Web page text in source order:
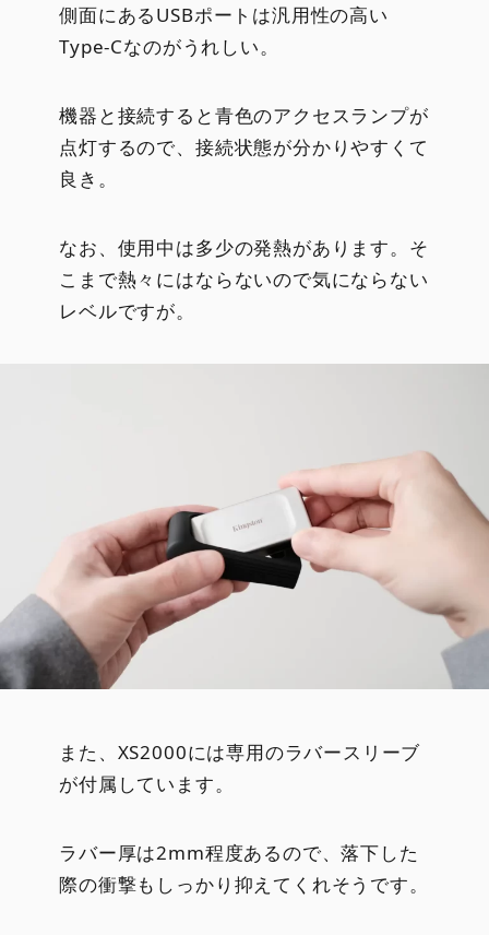
側面にあるUSBポートは汎用性の高い
Type-Cなのがうれしい。
機器と接続すると青色のアクセスランプが
点灯するので、接続状態が分かりやすくて
良き。
なお、使用中は多少の発熱があります。そ
こまで熱々にはならないので気にならない
レベルですが。
また、XS2000には専用のラバースリーブ
が付属しています。
ラバー厚は2mm程度あるので、落下した
際の衝撃もしっかり抑えてくれそうです。